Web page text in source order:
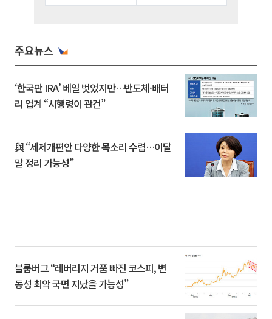
주요뉴스
‘한국판 IRA’ 베일 벗었지만…반도체·배터
리 업계 “시행령이 관건”
與 “세제개편안 다양한 목소리 수렴…이달
말 정리 가능성”
블룸버그 “레버리지 거품 빠진 코스피, 변
동성 최악 국면 지났을 가능성”